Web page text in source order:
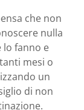
che non
nulla
lo fanno e
mesi o
un
di non